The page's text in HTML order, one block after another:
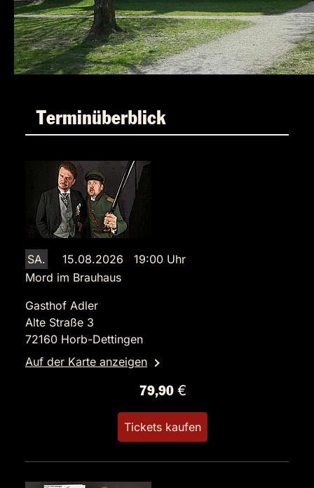
Terminüberblick
SA.
15.08.2026 19:00 Uhr
Mord im Brauhaus
Gasthof Adler
Alte Straße 3
72160 Horb-Dettingen
Auf der Karte anzeigen
79,90 €
Tickets kaufen